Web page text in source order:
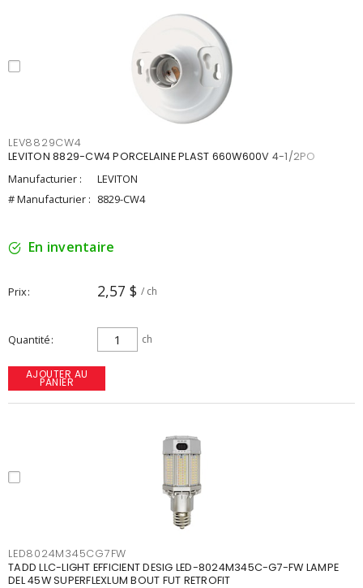
LEV8829CW4
LEVITON 8829-CW4 PORCELAINE PLAST 660W600V 4-1/2PO
Manufacturier :
LEVITON
# Manufacturier : 8829-CW4
En inventaire
Prix 2,57 $ / ch
Quantité ch
AJOUTER AU
PANIER
LED8024M345CG7FW
TADD LLC-LIGHT EFFICIENT DESIG LED-8024M345C-G7-FW LAMPE
DEL 45W SUPERFLEXLUM BOUT FUT RETROFIT